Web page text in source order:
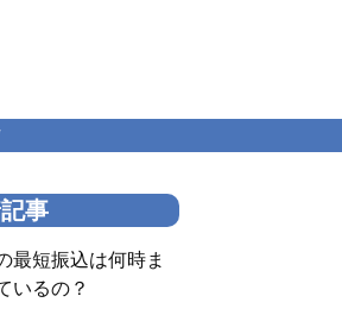
事
最短振込は何時ま
いるの？